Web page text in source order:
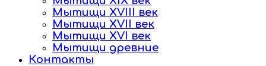
Мытищи XVIII век
Мытищи XVII век
Мытищи XVI век
Мытищи древние
Контакты